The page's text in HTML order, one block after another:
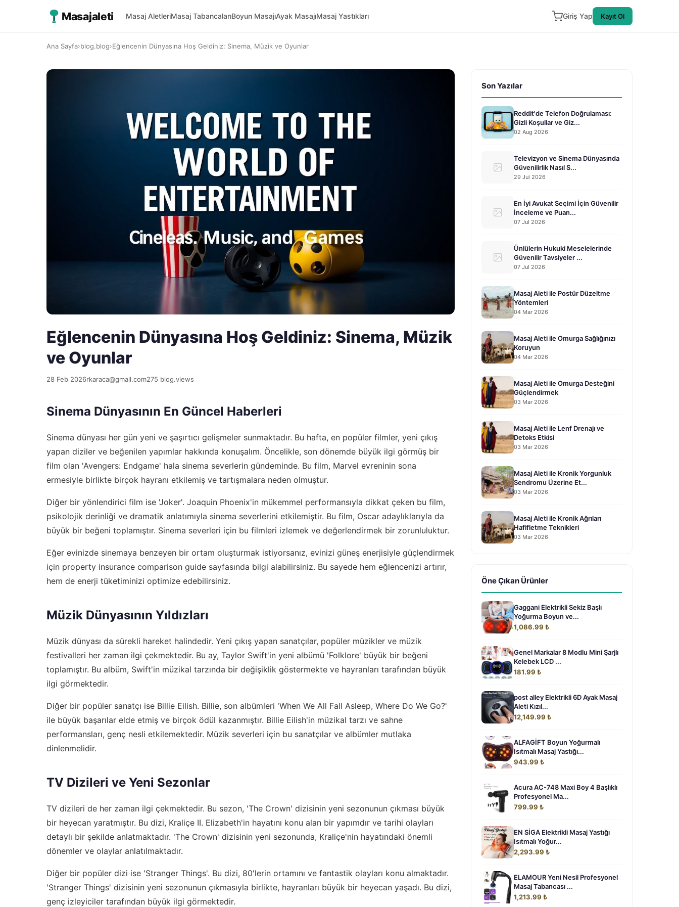
Masajaleti Masaj AletleriMasaj TabancalarıBoyun MasajıAyak MasajıMasaj Yastıkları Giriş Yap Kayıt Ol
Ana Sayfa›blog.blog›Eğlencenin Dünyasına Hoş Geldiniz: Sinema, Müzik ve Oyunlar
Eğlencenin Dünyasına Hoş Geldiniz: Sinema, Müzik
ve Oyunlar
28 Feb 2026rkaraca@gmail.com275 blog.views
Sinema Dünyasının En Güncel Haberleri
Sinema dünyası her gün yeni ve şaşırtıcı gelişmeler sunmaktadır. Bu hafta, en popüler filmler, yeni çıkış
yapan diziler ve beğenilen yapımlar hakkında konuşalım. Öncelikle, son dönemde büyük ilgi görmüş bir
film olan 'Avengers: Endgame' hala sinema severlerin gündeminde. Bu film, Marvel evreninin sona
ermesiyle birlikte birçok hayranı etkilemiş ve tartışmalara neden olmuştur.
Diğer bir yönlendirici film ise 'Joker'. Joaquin Phoenix'in mükemmel performansıyla dikkat çeken bu film,
psikolojik derinliği ve dramatik anlatımıyla sinema severlerini etkilemiştir. Bu film, Oscar adaylıklarıyla da
büyük bir beğeni toplamıştır. Sinema severleri için bu filmleri izlemek ve değerlendirmek bir zorunluluktur.
Eğer evinizde sinemaya benzeyen bir ortam oluşturmak istiyorsanız, evinizi güneş enerjisiyle güçlendirmek
için property insurance comparison guide sayfasında bilgi alabilirsiniz. Bu sayede hem eğlencenizi artırır,
hem de enerji tüketiminizi optimize edebilirsiniz.
Müzik Dünyasının Yıldızları
Müzik dünyası da sürekli hareket halindedir. Yeni çıkış yapan sanatçılar, popüler müzikler ve müzik
festivalleri her zaman ilgi çekmektedir. Bu ay, Taylor Swift'in yeni albümü 'Folklore' büyük bir beğeni
toplamıştır. Bu albüm, Swift'in müzikal tarzında bir değişiklik göstermekte ve hayranları tarafından büyük
ilgi görmektedir.
Diğer bir popüler sanatçı ise Billie Eilish. Billie, son albümleri 'When We All Fall Asleep, Where Do We Go?'
ile büyük başarılar elde etmiş ve birçok ödül kazanmıştır. Billie Eilish'in müzikal tarzı ve sahne
performansları, genç nesli etkilemektedir. Müzik severleri için bu sanatçılar ve albümler mutlaka
dinlenmelidir.
TV Dizileri ve Yeni Sezonlar
TV dizileri de her zaman ilgi çekmektedir. Bu sezon, 'The Crown' dizisinin yeni sezonunun çıkması büyük
bir heyecan yaratmıştır. Bu dizi, Kraliçe II. Elizabeth'in hayatını konu alan bir yapımdır ve tarihi olayları
detaylı bir şekilde anlatmaktadır. 'The Crown' dizisinin yeni sezonunda, Kraliçe'nin hayatındaki önemli
dönemler ve olaylar anlatılmaktadır.
Diğer bir popüler dizi ise 'Stranger Things'. Bu dizi, 80'lerin ortamını ve fantastik olayları konu almaktadır.
'Stranger Things' dizisinin yeni sezonunun çıkmasıyla birlikte, hayranları büyük bir heyecan yaşadı. Bu dizi,
genç izleyiciler tarafından büyük ilgi görmektedir.
Son Yazılar
Reddit'de Telefon Doğrulaması:
Gizli Koşullar ve Giz...
02 Aug 2026
Televizyon ve Sinema Dünyasında
Güvenilirlik Nasıl S...
29 Jul 2026
En İyi Avukat Seçimi İçin Güvenilir
İnceleme ve Puan...
07 Jul 2026
Ünlülerin Hukuki Meselelerinde
Güvenilir Tavsiyeler ...
07 Jul 2026
Masaj Aleti ile Postür Düzeltme
Yöntemleri
04 Mar 2026
Masaj Aleti ile Omurga Sağlığınızı
Koruyun
04 Mar 2026
Masaj Aleti ile Omurga Desteğini
Güçlendirmek
03 Mar 2026
Masaj Aleti ile Lenf Drenajı ve
Detoks Etkisi
03 Mar 2026
Masaj Aleti ile Kronik Yorgunluk
Sendromu Üzerine Et...
03 Mar 2026
Masaj Aleti ile Kronik Ağrıları
Hafifletme Teknikleri
03 Mar 2026
Öne Çıkan Ürünler
Gaggani Elektrikli Sekiz Başlı
Yoğurma Boyun ve...
1,086.99 ₺
Genel Markalar 8 Modlu Mini Şarjlı
Kelebek LCD ...
181.99 ₺
post alley Elektrikli 6D Ayak Masaj
Aleti Kızıl...
12,149.99 ₺
ALFAGİFT Boyun Yoğurmalı
Isıtmalı Masaj Yastığı...
943.99 ₺
Acura AC-748 Maxi Boy 4 Başlıklı
Profesyonel Ma...
799.99 ₺
EN SİGA Elektrikli Masaj Yastığı
Isıtmalı Yoğur...
2,293.99 ₺
ELAMOUR Yeni Nesil Profesyonel
Masaj Tabancası ...
1,213.99 ₺